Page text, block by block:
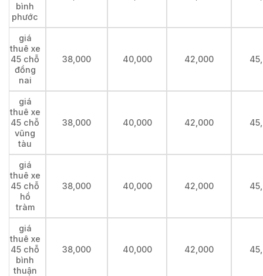
bình
phước
giá
thuê xe
45 chỗ
đồng
nai
38,000 40,000 42,000
giá
thuê xe
45 chỗ
vũng
tàu
38,000 40,000 42,000
giá
thuê xe
45 chỗ
hồ
tràm
38,000 40,000 42,000
giá
thuê xe
45 chỗ
bình
thuận
38,000 40,000 42,000